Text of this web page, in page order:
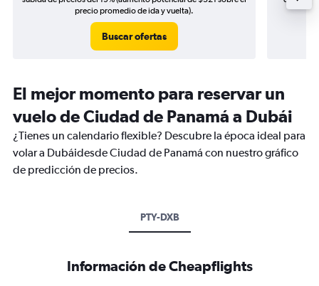
precio promedio de ida y vuelta).
Buscar ofertas
El mejor momento para reservar un
vuelo de Ciudad de Panamá a Dubái
¿Tienes un calendario flexible? Descubre la época ideal para
volar a Dubáidesde Ciudad de Panamá con nuestro gráfico
de predicción de precios.
PTY-DXB
Información de Cheapflights